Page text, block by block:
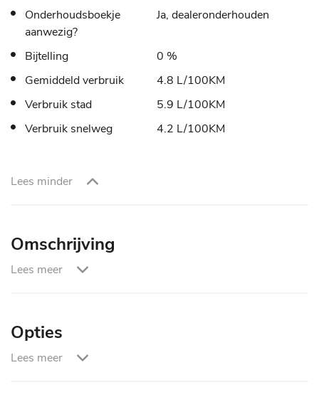
Onderhoudsboekje
aanwezig?
Ja, dealeronderhouden
Bijtelling
0 %
Gemiddeld verbruik
4.8 L/100KM
Verbruik stad
5.9 L/100KM
Verbruik snelweg
4.2 L/100KM
Lees minder
Omschrijving
0,- Basis Pakket :
Lees meer
Opties
Lees meer